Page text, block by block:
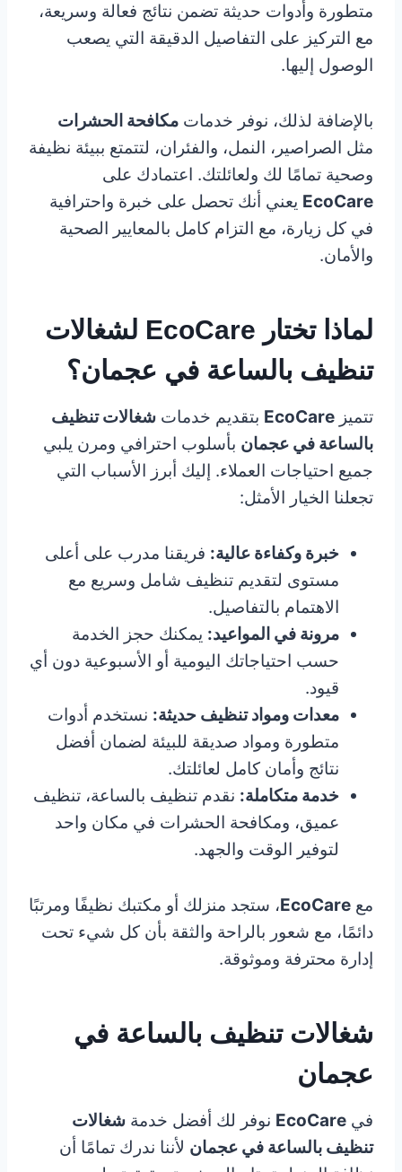
متطورة وأدوات حديثة تضمن نتائج فعالة وسريعة،
مع التركيز على التفاصيل الدقيقة التي يصعب
الوصول إليها.
بالإضافة لذلك، نوفر خدمات مكافحة الحشرات
مثل الصراصير، النمل، والفئران، لتتمتع ببيئة نظيفة
وصحية تمامًا لك ولعائلتك. اعتمادك على
EcoCare يعني أنك تحصل على خبرة واحترافية
في كل زيارة، مع التزام كامل بالمعايير الصحية
والأمان.
لماذا تختار EcoCare لشغالات
تنظيف بالساعة في عجمان؟
تتميز EcoCare بتقديم خدمات شغالات تنظيف
بالساعة في عجمان بأسلوب احترافي ومرن يلبي
جميع احتياجات العملاء. إليك أبرز الأسباب التي
تجعلنا الخيار الأمثل:
خبرة وكفاءة عالية: فريقنا مدرب على أعلى
مستوى لتقديم تنظيف شامل وسريع مع
الاهتمام بالتفاصيل.
مرونة في المواعيد: يمكنك حجز الخدمة
حسب احتياجاتك اليومية أو الأسبوعية دون أي
قيود.
معدات ومواد تنظيف حديثة: نستخدم أدوات
متطورة ومواد صديقة للبيئة لضمان أفضل
نتائج وأمان كامل لعائلتك.
خدمة متكاملة: نقدم تنظيف بالساعة، تنظيف
عميق، ومكافحة الحشرات في مكان واحد
لتوفير الوقت والجهد.
مع EcoCare، ستجد منزلك أو مكتبك نظيفًا ومرتبًا
دائمًا، مع شعور بالراحة والثقة بأن كل شيء تحت
إدارة محترفة وموثوقة.
شغالات تنظيف بالساعة في
عجمان
في EcoCare نوفر لك أفضل خدمة شغالات
تنظيف بالساعة في عجمان لأننا ندرك تمامًا أن